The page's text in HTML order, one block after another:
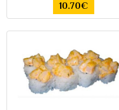
10.70€